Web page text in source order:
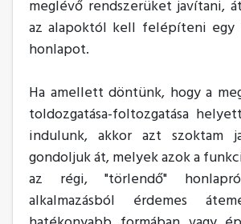
meglévő rendszerüket javítani,
az alapoktól kell felépíteni egy
honlapot.
Ha amellett döntünk, hogy a
toldozgatása-foltozgatása
indulunk, akkor azt szoktam
gondoljuk át, melyek azok a
az régi, "törlendő"
alkalmazásból érdemes